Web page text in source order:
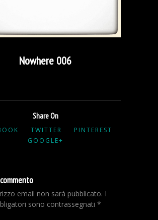
Nowhere 006
Share On
TWITTER
PINTEREST
GOOGLE+
email non sarà pubblicato. I
sono contrassegnati *